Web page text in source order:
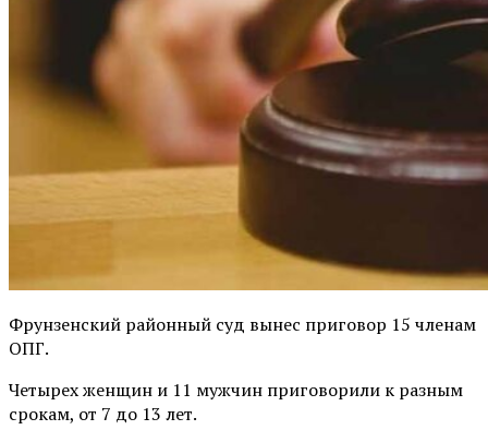
Фрунзенский районный суд вынес приговор 15 членам
ОПГ.
Четырех женщин и 11 мужчин приговорили к разным
срокам, от 7 до 13 лет.